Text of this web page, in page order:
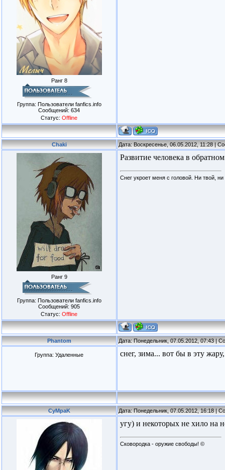
Ранг 8
Группа: Пользователи fanfics.info
Сообщений: 634
Статус: Offline
Chaki Дата: Воскресенье, 06.05.2012, 11:28 |
Ранг 9
Группа: Пользователи fanfics.info
Сообщений: 905
Статус: Offline
Развитие человека в
Снег укроет меня с головой. Ни твой,
Phantom Дата: Понедельник, 07.05.2012, 07:43 |
Группа: Удаленные снег, зима... вот бы в эту
CyMpaK Дата: Понедельник, 07.05.2012, 16:18 |
угу) и некоторых не хило на
Сковородка - оружие свободы! ©